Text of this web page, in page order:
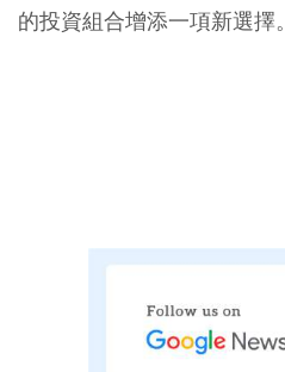
的投資組合增添一項新選擇。